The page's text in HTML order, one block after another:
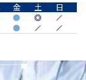
金 土
日